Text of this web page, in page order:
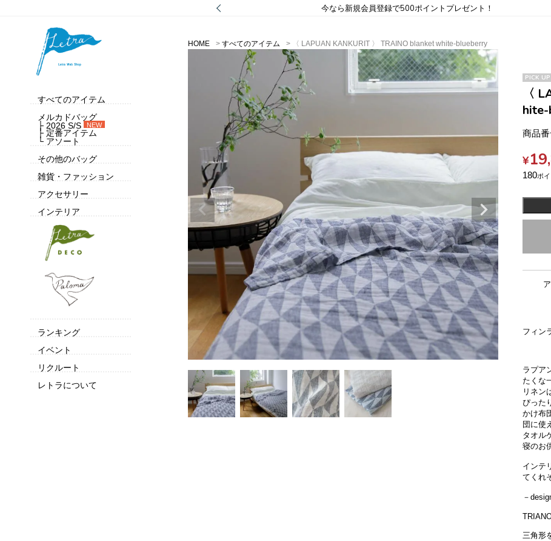
今なら新規会員登録で500ポイントプレゼント！
すべてのアイテム
メルカドバッグ
├ 2026 S/S
NEW
├ 定番アイテム
└ アソート
その他のバッグ
雑貨・ファッション
アクセサリー
インテリア
ランキング
イベント
リクルート
レトラについて
HOME すべてのアイテム 〈 LAPUAN KANKURIT 〉 TRAINO blanket white-blueberry
PICK UP
〈
商品
¥
180
フィン
ラプア
たくな
リネン
ぴった
かけ布
団に使
タオル
寝のお
インテ
てくれ
－
三角形